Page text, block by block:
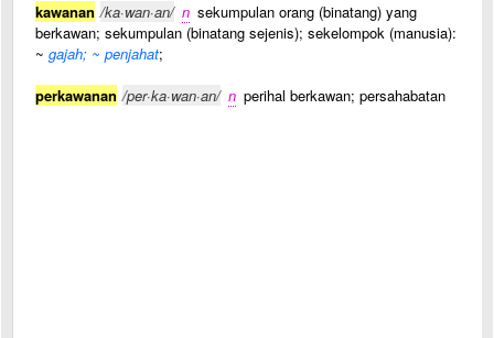
kawanan /ka·wan·an/ n sekumpulan orang (binatang) yang
berkawan; sekumpulan (binatang sejenis); sekelompok (manusia):
~ gajah; ~ penjahat;
perkawanan /per·ka·wan·an/ n perihal berkawan; persahabatan